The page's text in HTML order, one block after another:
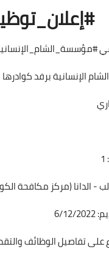
الإنسانية برفد
- الدانا (مركز مكافحة
على تفاصيل الوظائف